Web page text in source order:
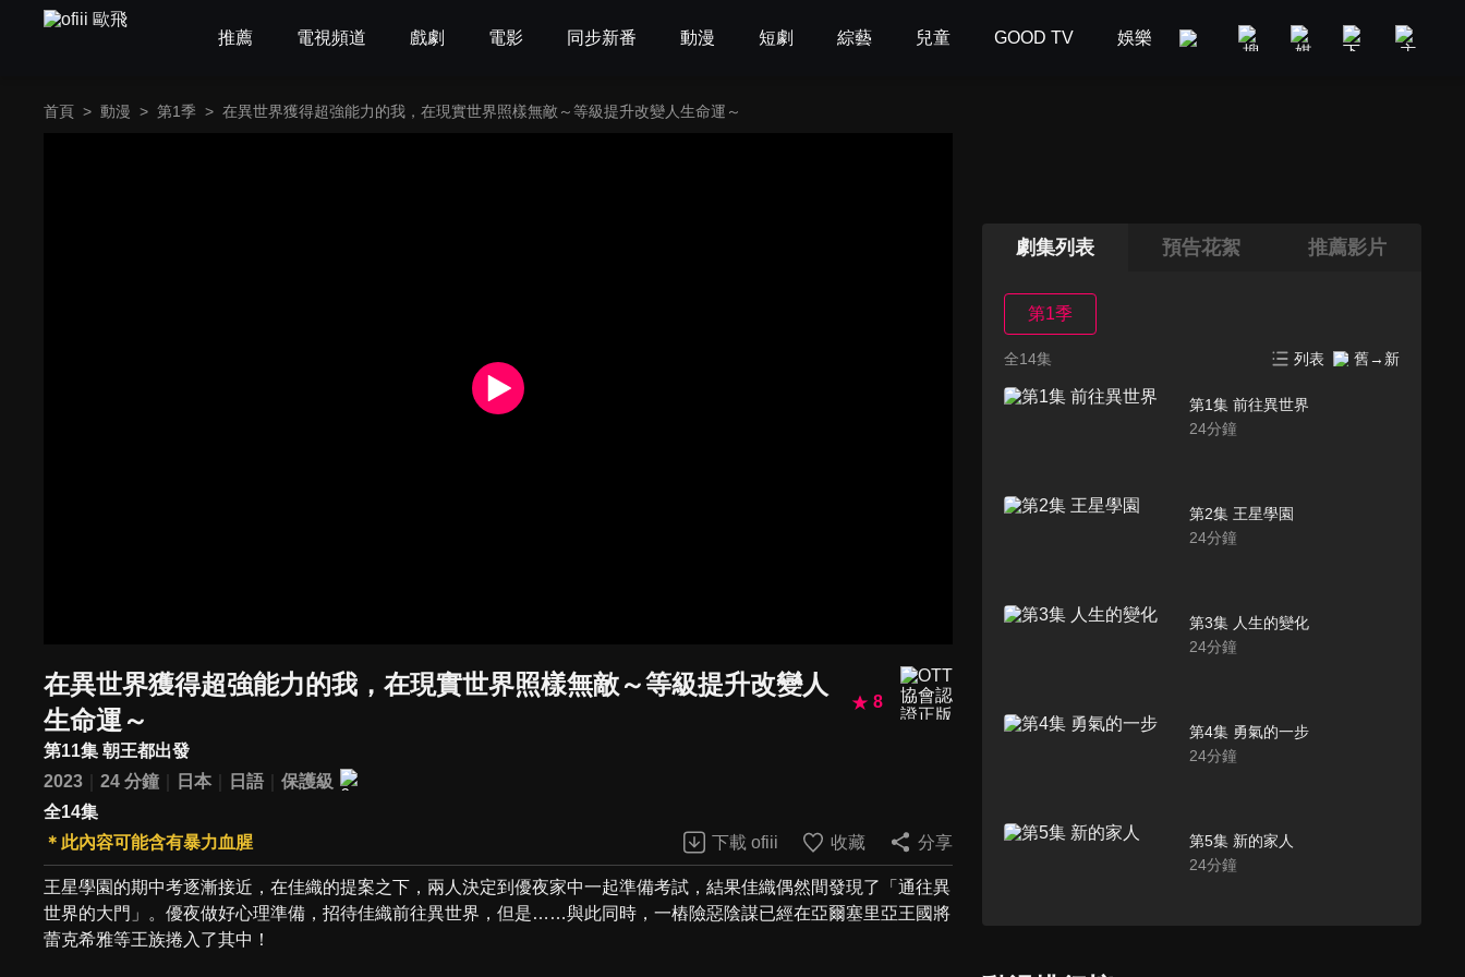
推薦 電視頻道 戲劇 電影 同步新番 動漫 短劇 綜藝 兒童 GOOD TV 娛樂 美食旅遊 新聞政論
首頁 > 動漫 > 第1季 > 在異世界獲得超強能力的我，在現實世界照樣無敵～等級提升改變人生命運～
在異世界獲得超強能力的我，在現實世界照樣無敵～等級提升改變人
生命運～
8
第11集 朝王都出發
2023
24 分鐘 日本 日語
保護級
全14集
＊此內容可能含有暴力血腥
下載 ofiii 收藏 分享
王星學園的期中考逐漸接近，在佳織的提案之下，兩人決定到優夜家中一起準備考試，結果佳織偶然間發現了「通往異
世界的大門」。優夜做好心理準備，招待佳織前往異世界，但是……與此同時，一樁險惡陰謀已經在亞爾塞里亞王國將
蕾克希雅等王族捲入了其中！
劇集列表 預告花絮 推薦影片
第1季
全14集 列表 舊→新
第1集 前往異世界
24分鐘
第2集 王星學園
24分鐘
第3集 人生的變化
24分鐘
第4集 勇氣的一步
24分鐘
第5集 新的家人
24分鐘